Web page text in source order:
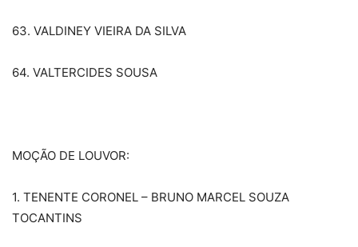
63. VALDINEY VIEIRA DA SILVA
64. VALTERCIDES SOUSA
MOÇÃO DE LOUVOR:
1. TENENTE CORONEL – BRUNO MARCEL SOUZA
TOCANTINS